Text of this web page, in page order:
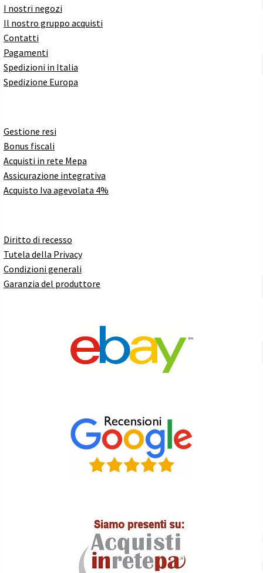
I nostri negozi
Il nostro gruppo acquisti
Contatti
Pagamenti
Spedizioni in Italia
Spedizione Europa
Gestione resi
Bonus fiscali
Acquisti in rete Mepa
Assicurazione integrativa
Acquisto Iva agevolata 4%
Diritto di recesso
Tutela della Privacy
Condizioni generali
Garanzia del produttore